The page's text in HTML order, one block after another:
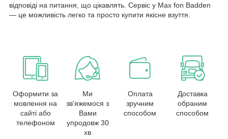
відповіді на питання, що цікавлять. Сервіс у Max fon Badden
— це можливість легко та просто купити якісне взуття.
Оформити за
мовлення на
сайті або
телефоном
Ми
зв'яжемося з
Вами
упродовж 30
хв
Оплата
зручним
способом
Доставка
обраним
способом